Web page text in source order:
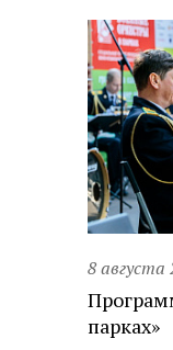
8 августа
парках»